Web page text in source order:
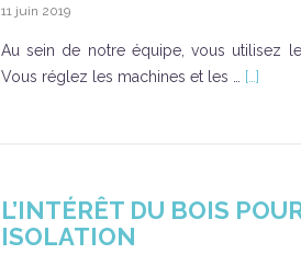
11 juin 2019
Au sein de notre équipe, vous utilisez
Vous réglez les machines et les …
[…]
L’INTÉRÊT DU BOIS
ISOLATION